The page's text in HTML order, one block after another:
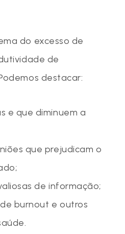
do excesso de
de
destacar:
e que diminuem a
que prejudicam o
de informação;
burnout e outros